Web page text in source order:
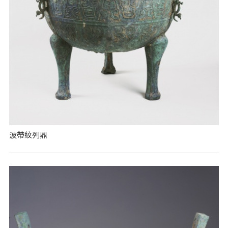
波帶紋列鼎